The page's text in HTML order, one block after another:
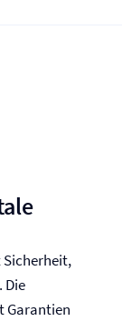
Sicherheit,
. Die
Garantien